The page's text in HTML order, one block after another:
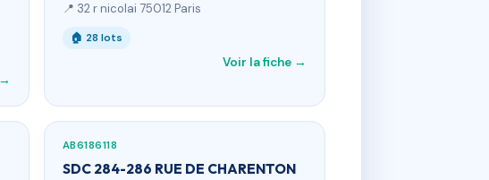
📍 32 r nicolai 75012 Paris
🏠 28 lots
Voir la fiche →
AB6186118
SDC 284-286 RUE DE CHARENTON